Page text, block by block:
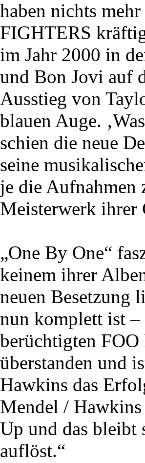
haben nichts
FIGHTERS
im Jahr 2000 in
und Bon Jovi auf
Ausstieg von
blauen Auge.
schien die neue
seine
je die Aufnahmen
Meisterwerk ihrer
„One By One“
keinem ihrer
neuen Besetzung
nun komplett ist –
berüchtigten
überstanden und
Hawkins das
Mendel /
Up und das bleibt
auflöst.“